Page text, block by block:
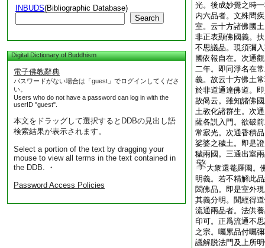
INBUDS(Bibliographic Database)
Search
Digital Dictionary of Buddhism
電子佛教辭典
パスワードがない場合は「guest」でログインしてくださ
い。
Users who do not have a password can log in with the
userID "guest".
本文をドラッグして選択するとDDBの見出し語
検索結果が表示されます。
Select a portion of the text by dragging your
mouse to view all terms in the text contained in
the DDB. ・
Password Access Policies
光。後成妙覺之時
内六品者。文殊問
室。云十方諸佛國
非正表顯佛國義。
不思議品。現須彌
國依報自在。次通
二年。即同淨名在
義。故云十方佛土
於非道通達佛道。
故偈云。雖知諸佛
土教化諸群生。次
薩各説入門。欲破
常寂光。次通香積
娑婆之穢土。即是
穢兩國。三通出室
大衆還菴羅園。
明義。若不精解此
閦佛品。即是室外
其義分明。聞經得
流通兩品者。法供
印可。正爲流通不
之宗。囑累品付囑
議解脱法門及上所